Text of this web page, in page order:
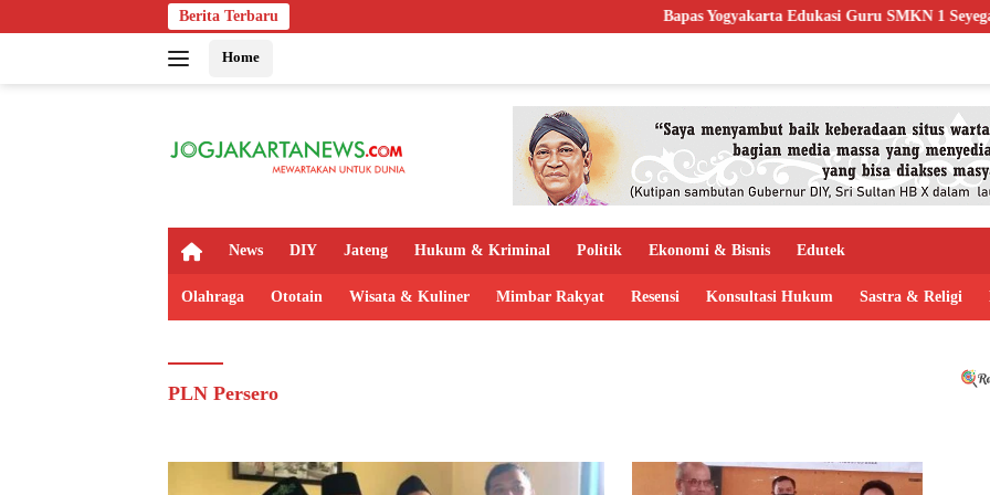
ke
Berita Terbaru Bapas Yogyakarta Edukasi Guru SMKN 1 Seyegan,
Home
H
m
News DIY Jateng Hukum & Kriminal Politik Ekonomi & Bisnis Edutek
Olahraga Ototain Wisata & Kuliner Mimbar Rakyat Resensi Konsultasi Hukum Sastra & Religi
PLN Persero